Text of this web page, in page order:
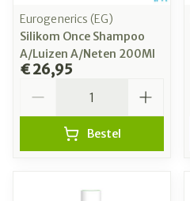
Eurogenerics (EG)
Silikom Once Shampoo
A/Luizen A/Neten 200Ml
€ 26,95
Bestel